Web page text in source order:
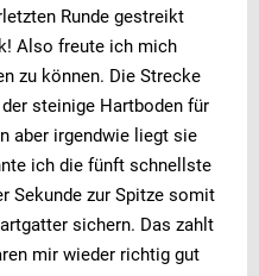
Runde gestreikt
Also freute ich mich
zu können. Die Strecke
steinige Hartboden für
aber irgendwie liegt sie
ich die fünft schnellste
Sekunde zur Spitze somit
sichern. Das zahlt
mir wieder richtig gut